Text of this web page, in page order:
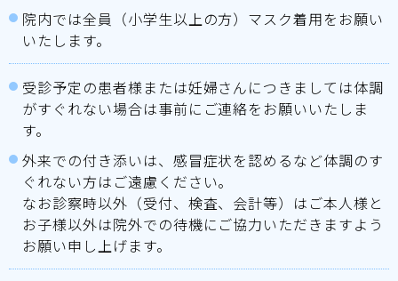
院内では全員（小学生以上の方）マスク着用をお願い
いたします。
受診予定の患者様または妊婦さんにつきましては体調
がすぐれない場合は事前にご連絡をお願いいたしま
す。
外来での付き添いは、感冒症状を認めるなど体調のす
ぐれない方はご遠慮ください。
なお診察時以外（受付、検査、会計等）はご本人様と
お子様以外は院外での待機にご協力いただきますよう
お願い申し上げます。